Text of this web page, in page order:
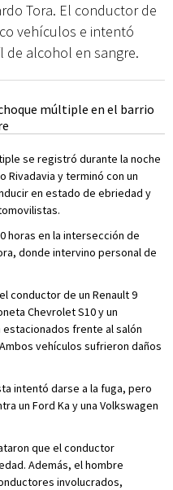
Tora. El conductor de
vehículos e intentó
de alcohol en sangre.
se registró durante la noche
Rivadavia y terminó con un
en estado de ebriedad y
horas en la intersección de
donde intervino personal de
conductor de un Renault 9
Chevrolet S10 y un
frente al salón
vehículos sufrieron daños
intentó darse a la fuga, pero
un Ford Ka y una Volkswagen
que el conductor
Además, el hombre
involucrados,